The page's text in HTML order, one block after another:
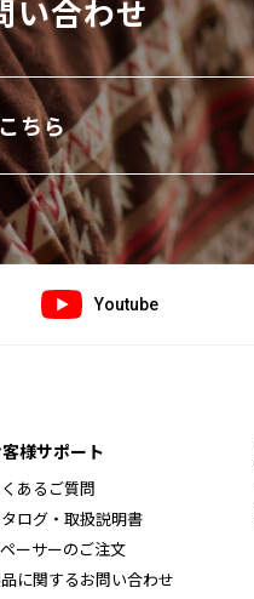
い合わせ
ちら
Youtube
様サポート
あるご質問
ログ・取扱説明書
ーサーのご注文
に関するお問い合わせ